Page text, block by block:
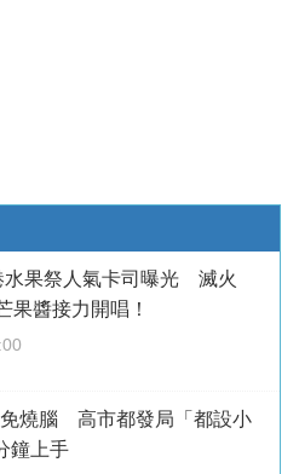
水果祭人氣卡司曝光 滅火
果醬接力開唱！
燒腦 高市都發局「都設小
鐘上手